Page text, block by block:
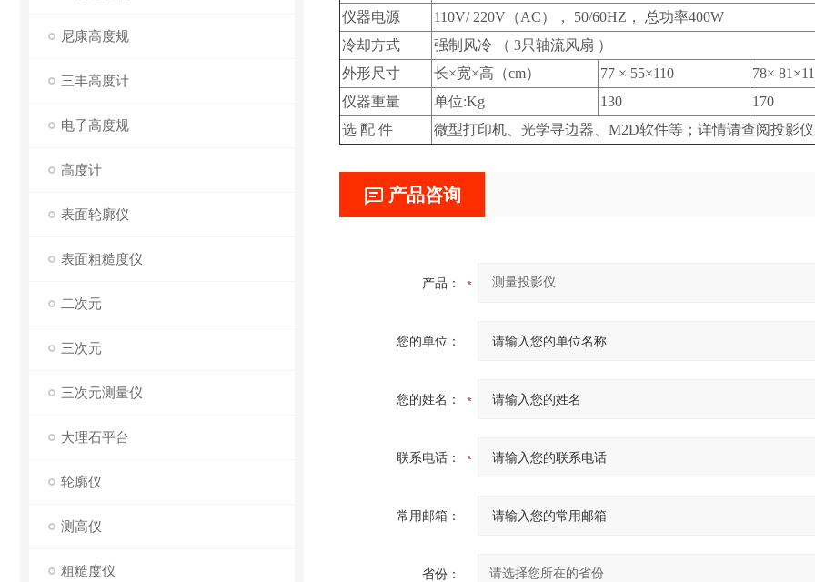
尼康高度规
三丰高度计
电子高度规
高度计
表面轮廓仪
表面粗糙度仪
二次元
三次元
三次元测量仪
大理石平台
轮廓仪
测高仪
粗糙度仪
仪器电源
110V/ 220V（AC）， 50/60HZ， 总功率400W
冷却方式
强制风冷 （ 3只轴流风扇 ）
外形尺寸
长×宽×高（cm） 77 × 55×110 78×
仪器重量
单位:Kg 130 170
选 配 件
微型打印机、光学寻边器、M2D软件等；详情请查阅投影仪
产品咨询
产品：
您的单位：
您的姓名：
联系电话：
常用邮箱：
省份：